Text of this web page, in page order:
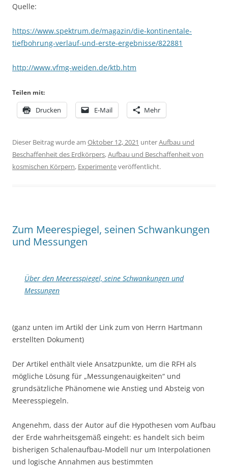
Quelle:
https://www.spektrum.de/magazin/die-kontinentale-
tiefbohrung-verlauf-und-erste-ergebnisse/822881
http://www.vfmg-weiden.de/ktb.htm
Teilen mit:
Drucken E-Mail Mehr
Dieser Beitrag wurde am Oktober 12, 2021 unterAufbau und
Beschaffenheit des Erdkörpers,Aufbau und Beschaffenheit von
kosmischen Körpern, Experimenteveröffentlicht.
Zum Meerespiegel, seinen Schwankungen
und Messungen
Über den Meeresspiegel, seine Schwankungen und
Messungen
(ganz unten im Artikl der Link zum von Herrn Hartmann
erstellten Dokument)
Der Artikel enthält viele Ansatzpunkte, um die RFH als
mögliche Lösung für „Messungenauigkeiten“ und
grundsätzliche Phänomene wie Anstieg und Absteig von
Meeresspiegeln.
Angenehm, dass der Autor auf die Hypothesen vom Aufbau
der Erde wahrheitsgemäß eingeht: es handelt sich beim
bisherigen Schalenaufbau-Modell nur um Interpolationen
und logische Annahmen aus bestimmten